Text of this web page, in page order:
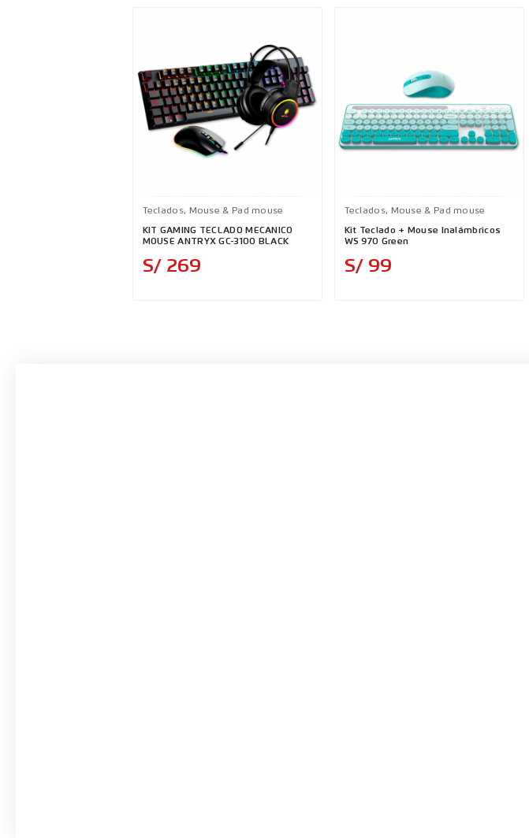
Teclados, Mouse & Pad mouse
KIT GAMING TECLADO MECANICO
MOUSE ANTRYX GC-3100 BLACK
S/ 269
Teclados, Mouse & Pad mouse
Kit Teclado + Mouse Inalámbricos
WS 970 Green
S/ 99